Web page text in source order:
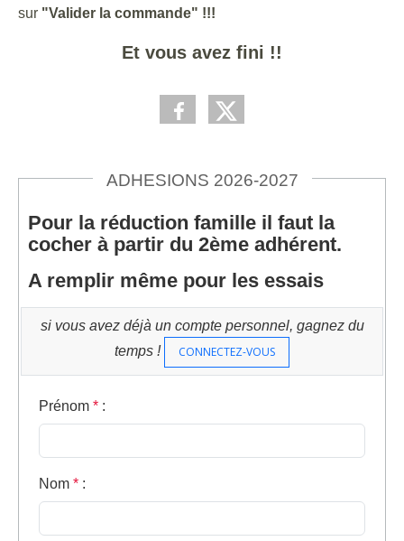
sur "Valider la commande" !!!
Et vous avez fini !!
ADHESIONS 2026-2027
Pour la réduction famille il faut la
cocher à partir du 2ème adhérent.
A remplir même pour les essais
si vous avez déjà un compte personnel, gagnez du
temps !
CONNECTEZ-VOUS
Prénom * :
Nom * :